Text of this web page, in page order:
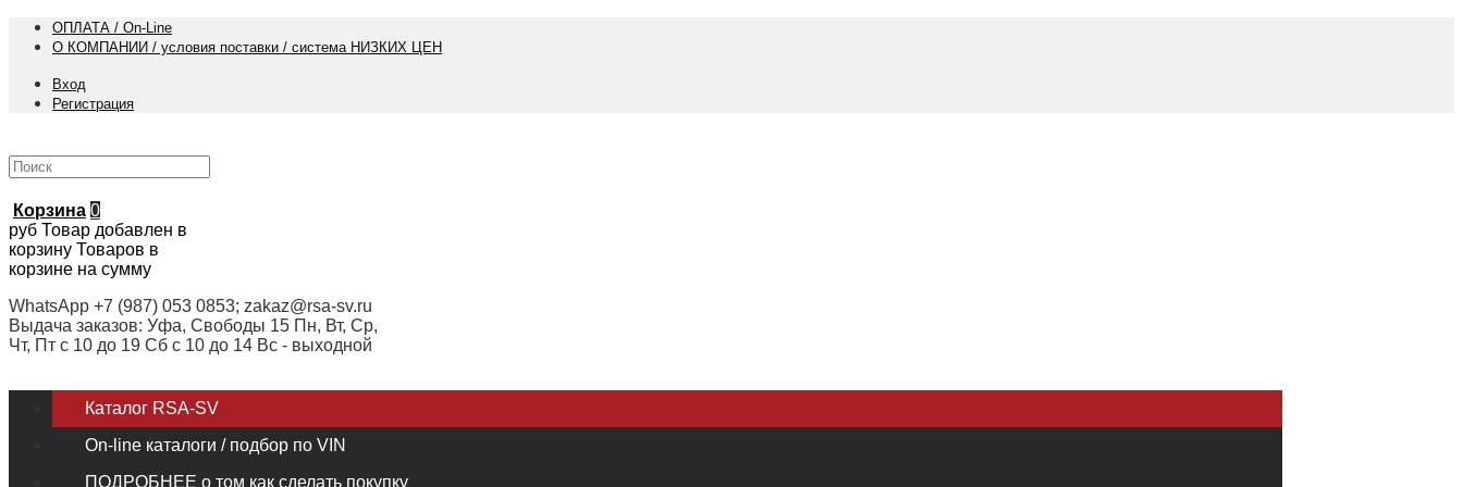
ОПЛАТА / On-Line
О КОМПАНИИ / условия поставки / система НИЗКИХ ЦЕН
Вход
Регистрация
Корзина 0
руб Товар добавлен в
корзину Товаров в
корзине на сумму
WhatsApp +7 (987) 053 0853; zakaz@rsa-sv.ru
Выдача заказов: Уфа, Свободы 15 Пн, Вт, Ср,
Чт, Пт с 10 до 19 Сб с 10 до 14 Вс - выходной
Каталог RSA-SV
On-line каталоги / подбор по VIN
ПОДРОБНЕЕ о том как сделать покупку